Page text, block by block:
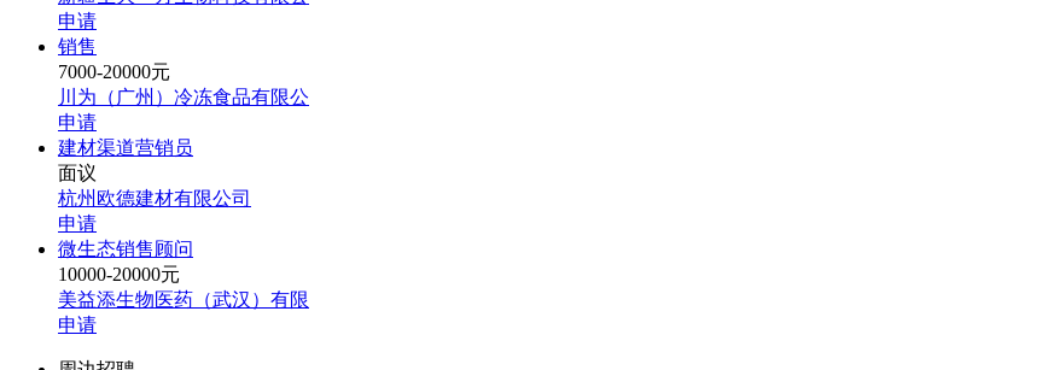
申请
销售
7000-20000元
川为（广州）冷冻食品有限公
申请
建材渠道营销员
面议
杭州欧德建材有限公司
申请
微生态销售顾问
10000-20000元
美益添生物医药（武汉）有限
申请